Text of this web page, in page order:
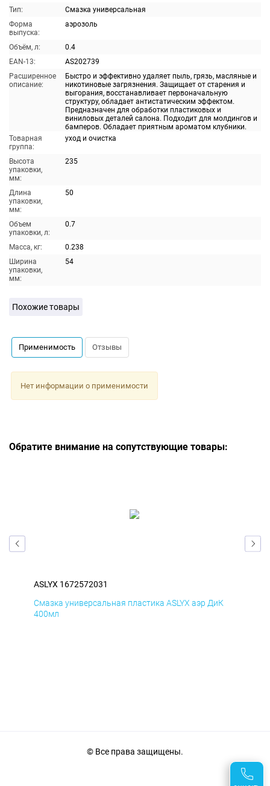
Тип:
Смазка универсальная
Форма
выпуска:
аэрозоль
Объём, л:
0.4
EAN-13:
AS202739
Расширенное
описание:
Быстро и эффективно удаляет пыль, грязь, масляные и
никотиновые загрязнения. Защищает от старения и
выгорания, восстанавливает первоначальную
структуру, обладает антистатическим эффектом.
Предназначен для обработки пластиковых и
виниловых деталей салона. Подходит для молдингов и
бамперов. Обладает приятным ароматом клубники.
Товарная
группа:
уход и очистка
Высота
упаковки,
мм:
235
Длина
упаковки,
мм:
50
Объем
упаковки, л:
0.7
Масса, кг:
0.238
Ширина
упаковки,
мм:
54
Похожие товары
Применимость Отзывы
Нет информации о применимости
Обратите внимание на сопутствующие товары:
ASLYX 1672572031
Смазка универсальная пластика ASLYX аэр ДиК
400мл
© Все права защищены.